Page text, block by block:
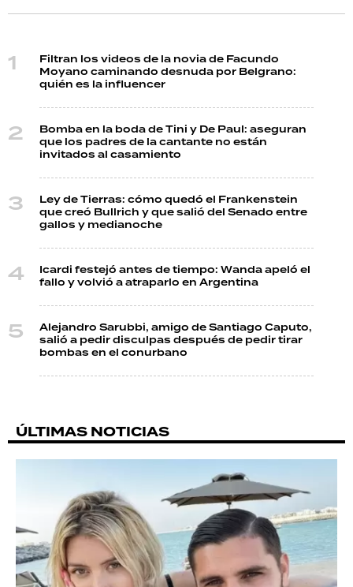
Filtran los videos de la novia de Facundo
Moyano caminando desnuda por Belgrano:
quién es la influencer
Bomba en la boda de Tini y De Paul: aseguran
que los padres de la cantante no están
invitados al casamiento
Ley de Tierras: cómo quedó el Frankenstein
que creó Bullrich y que salió del Senado entre
gallos y medianoche
Icardi festejó antes de tiempo: Wanda apeló el
fallo y volvió a atraparlo en Argentina
Alejandro Sarubbi, amigo de Santiago Caputo,
salió a pedir disculpas después de pedir tirar
bombas en el conurbano
ÚLTIMAS NOTICIAS